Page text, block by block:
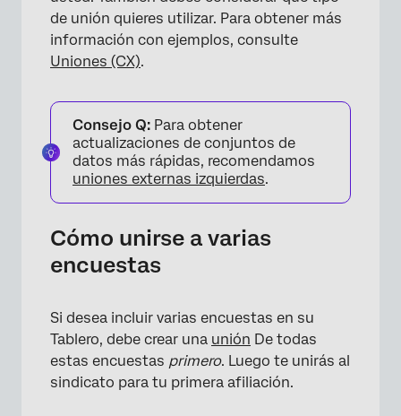
de unión quieres utilizar. Para obtener más
información con ejemplos, consulte
Uniones (CX).
Consejo Q: Para obtener
actualizaciones de conjuntos de
datos más rápidas, recomendamos
uniones externas izquierdas.
Cómo unirse a varias
encuestas
Si desea incluir varias encuestas en su
Tablero, debe crear una unión De todas
estas encuestas primero. Luego te unirás al
sindicato para tu primera afiliación.